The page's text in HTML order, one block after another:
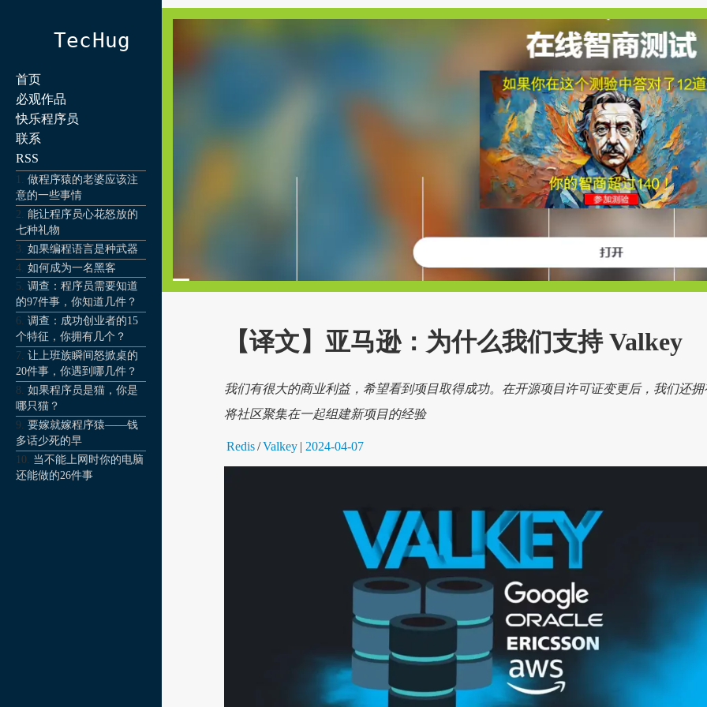
TecHug
首页
必观作品
快乐程序员
联系
RSS
做程序猿的老婆应该注
意的一些事情
能让程序员心花怒放的
七种礼物
如果编程语言是种武器
如何成为一名黑客
调查：程序员需要知道
的97件事，你知道几件？
调查：成功创业者的15
个特征，你拥有几个？
让上班族瞬间怒掀桌的
20件事，你遇到哪几件？
如果程序员是猫，你是
哪只猫？
要嫁就嫁程序猿——钱
多话少死的早
当不能上网时你的电脑
还能做的26件事
【译文】亚马逊：为什么我们支持 Valkey
我们有很大的商业利益，希望看到项目取得成功。在开源项目许可证变更后，我们还拥
将社区聚集在一起组建新项目的经验
Redis/Valkey | 2024-04-07